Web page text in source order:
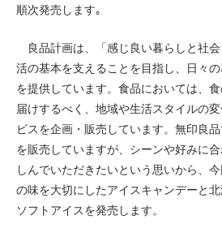
順次発売します｡
良品計画は、「感じ良い暮らしと社
活の基本を支えることを目指し、日々
を提供しています。食品においては、
届けするべく、地域や生活スタイルの
ビスを企画・販売しています。無印良
を販売していますが、シーンや好みに
しんでいただきたいという思いから、
の味を大切にしたアイスキャンデーと
ソフトアイスを発売します。